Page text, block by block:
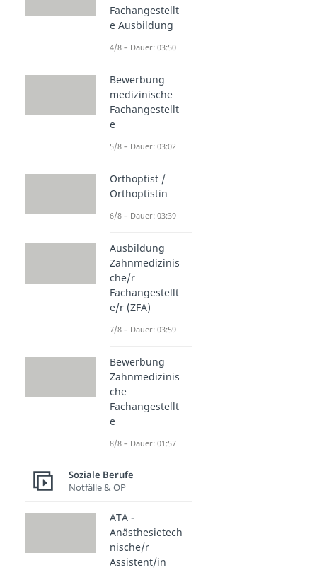
Fachangestellt
e Ausbildung
4/8 – Dauer: 03:50
Bewerbung
medizinische
Fachangestellt
e
5/8 – Dauer: 03:02
Orthoptist /
Orthoptistin
6/8 – Dauer: 03:39
Ausbildung
Zahnmedizinis
che/r
Fachangestellt
e/r (ZFA)
7/8 – Dauer: 03:59
Bewerbung
Zahnmedizinis
che
Fachangestellt
e
8/8 – Dauer: 01:57
Soziale Berufe
Notfälle & OP
ATA -
Anästhesietech
nische/r
Assistent/in